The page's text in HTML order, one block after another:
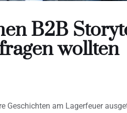
B2B
wollten
Geschichten am Lagerfeuer